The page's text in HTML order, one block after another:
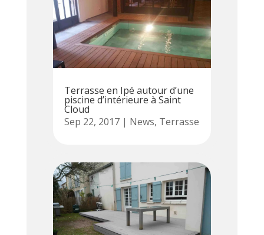
Terrasse en Ipé autour d’une
piscine d’intérieure à Saint
Cloud
Sep 22, 2017| News, Terrasse